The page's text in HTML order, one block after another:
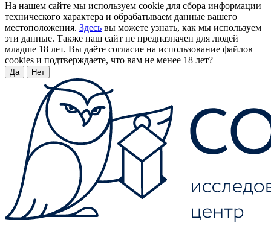
На нашем сайте мы используем cookie для сбора информации
технического характера и обрабатываем данные вашего
местоположения. Здесь вы можете узнать, как мы используем
эти данные. Также наш сайт не предназначен для людей
младше 18 лет. Вы даёте согласие на использование файлов
cookies и подтверждаете, что вам не менее 18 лет?
Да Нет